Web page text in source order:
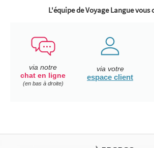
L'équipe de Voyage Langue vous
via notre
chat en ligne
(en bas à droite)
via votre
espace client